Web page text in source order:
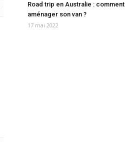
Road trip en Australie : comment
aménager son van ?
17 mai 2022